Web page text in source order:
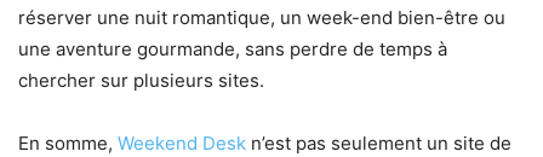
réserver une nuit romantique, un week-end bien-être ou
une aventure gourmande, sans perdre de temps à
chercher sur plusieurs sites.
En somme, Weekend Desk n’est pas seulement un site de